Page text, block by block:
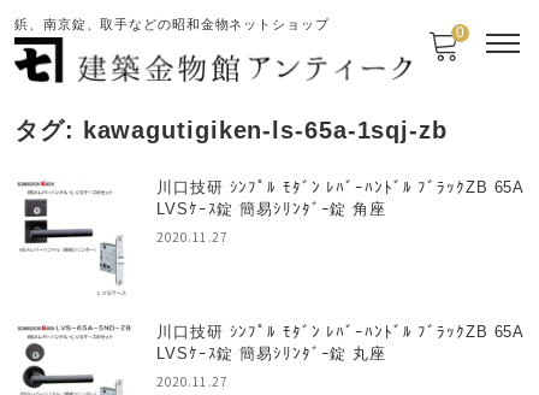
鋲、南京錠、取手などの昭和金物ネットショップ 0
タグ: kawagutigiken-ls-65a-1sqj-zb
川口技研 ｼﾝﾌﾟﾙ ﾓﾀﾞﾝ ﾚﾊﾞｰﾊﾝﾄﾞﾙ ﾌﾞﾗｯｸZB 65A
LVSｹｰｽ錠 簡易ｼﾘﾝﾀﾞｰ錠 角座
2020.11.27
川口技研 ｼﾝﾌﾟﾙ ﾓﾀﾞﾝ ﾚﾊﾞｰﾊﾝﾄﾞﾙ ﾌﾞﾗｯｸZB 65A
LVSｹｰｽ錠 簡易ｼﾘﾝﾀﾞｰ錠 丸座
2020.11.27